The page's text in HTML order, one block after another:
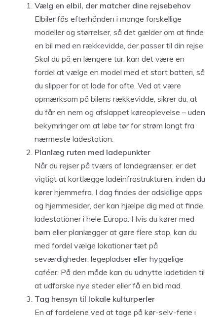
Vælg en elbil, der matcher dine rejsebehov
Elbiler fås efterhånden i mange forskellige
modeller og størrelser, så det gælder om at finde
en bil med en rækkevidde, der passer til din rejse.
Skal du på en længere tur, kan det være en
fordel at vælge en model med et stort batteri, så
du slipper for at lade for ofte. Ved at være
opmærksom på bilens rækkevidde, sikrer du, at
du får en nem og afslappet køreoplevelse – uden
bekymringer om at løbe tør for strøm langt fra
nærmeste ladestation.
Planlæg ruten med ladepunkter
Når du rejser på tværs af landegrænser, er det
vigtigt at kortlægge ladeinfrastrukturen, inden du
kører hjemmefra. I dag findes der adskillige apps
og hjemmesider, der kan hjælpe dig med at finde
ladestationer i hele Europa. Hvis du kører med
børn eller planlægger at gøre flere stop, kan du
med fordel vælge lokationer tæt på
seværdigheder, legepladser eller hyggelige
caféer. På den måde kan du udnytte ladetiden til
at udforske nye steder eller få en bid mad.
Tag hensyn til lokale kulturperler
En af fordelene ved at tage på kør-selv-ferie i